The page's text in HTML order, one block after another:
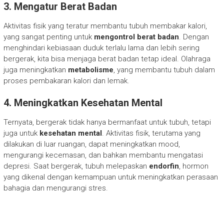
3. Mengatur Berat Badan
Aktivitas fisik yang teratur membantu tubuh membakar kalori,
yang sangat penting untuk mengontrol berat badan. Dengan
menghindari kebiasaan duduk terlalu lama dan lebih sering
bergerak, kita bisa menjaga berat badan tetap ideal. Olahraga
juga meningkatkan metabolisme, yang membantu tubuh dalam
proses pembakaran kalori dan lemak.
4. Meningkatkan Kesehatan Mental
Ternyata, bergerak tidak hanya bermanfaat untuk tubuh, tetapi
juga untuk kesehatan mental. Aktivitas fisik, terutama yang
dilakukan di luar ruangan, dapat meningkatkan mood,
mengurangi kecemasan, dan bahkan membantu mengatasi
depresi. Saat bergerak, tubuh melepaskan endorfin, hormon
yang dikenal dengan kemampuan untuk meningkatkan perasaan
bahagia dan mengurangi stres.